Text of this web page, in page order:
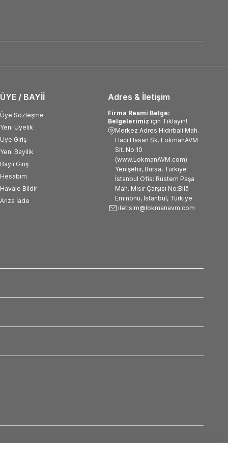
Adres & İletişim
Firma Resmi Belge:
Belgelerimiz için Tıklayın!
Merkez Adres:Hıdırbali Mah.
Hacı Hasan Sk. LokmanAVM
Sit. No:10
(www.LokmanAVM.com)
Yenişehir, Bursa, Türkiye
İstanbul Ofis: Rüstem Paşa
Mah. Mısır Çarşısı No:Bilâ
Eminönü, İstanbul, Türkiye
iletisim@lokmanavm.com
ÜYE / BAYİİ
Üye Sözleşme
Yeni Üyelik
Üye Giriş
Yeni Bayilik
Bayii Giriş
Hesabım
Havale Bildir
Arıza İade